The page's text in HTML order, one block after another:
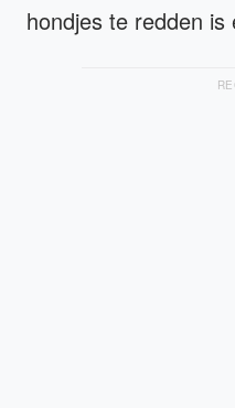
hondjes te redden is